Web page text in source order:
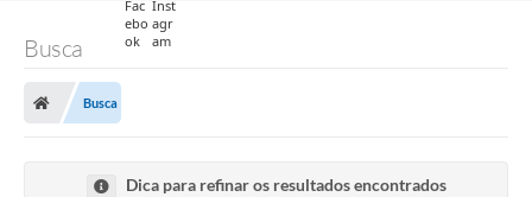
Busca
Busca
Dica para refinar os resultados encontrados